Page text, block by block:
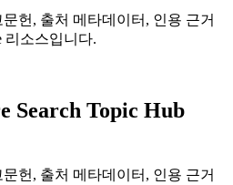
헌, 출처 메타데이터, 인용 근거
리소스입니다.
Search Topic Hub
헌, 출처 메타데이터, 인용 근거